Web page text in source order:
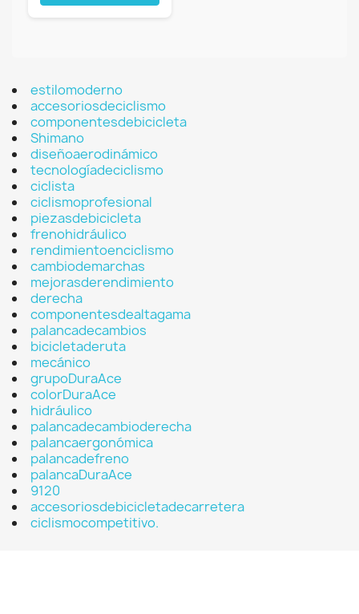
estilomoderno
accesoriosdeciclismo
componentesdebicicleta
Shimano
diseñoaerodinámico
tecnologíadeciclismo
ciclista
ciclismoprofesional
piezasdebicicleta
frenohidráulico
rendimientoenciclismo
cambiodemarchas
mejorasderendimiento
derecha
componentesdealtagama
palancadecambios
bicicletaderuta
mecánico
grupoDuraAce
colorDuraAce
hidráulico
palancadecambioderecha
palancaergonómica
palancadefreno
palancaDuraAce
9120
accesoriosdebicicletadecarretera
ciclismocompetitivo.